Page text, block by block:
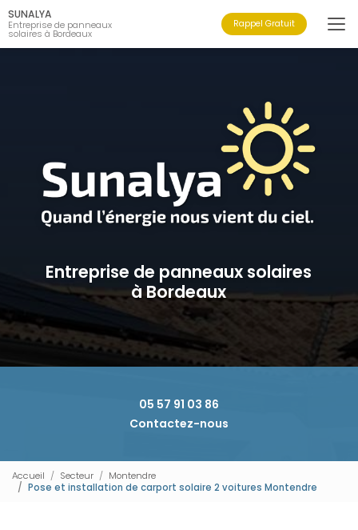
Aller
au
contenu
principal
SUNALYA
Entreprise de panneaux
solaires à Bordeaux
Rappel Gratuit
Entreprise de panneaux solaires
à Bordeaux
05 57 91 03 86
Contactez-nous
Accueil Secteur
Montendre
Pose et installation de carport solaire 2 voitures Montendre